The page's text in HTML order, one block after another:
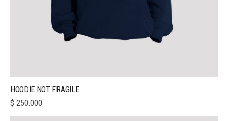
HOODIE NOT FRAGILE
$ 250.000